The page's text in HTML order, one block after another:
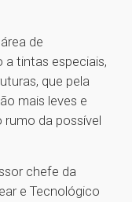
de
a tintas especiais,
que pela
leves e
rumo da possível
chefe da
e Tecnológico